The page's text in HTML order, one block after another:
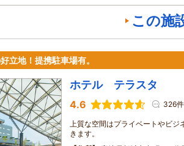
この施
立地！提携駐車場有。
ホテル テラスタ
4.6 326件
上質な空間はプライベートやビジ
きます。